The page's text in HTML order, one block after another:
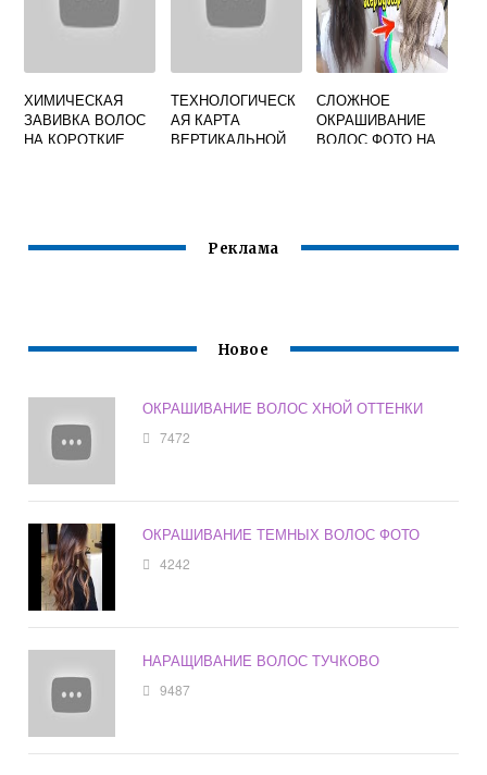
ХИМИЧЕСКАЯ
ЗАВИВКА ВОЛОС
НА КОРОТКИЕ
ТЕХНОЛОГИЧЕСК
АЯ КАРТА
ВЕРТИКАЛЬНОЙ
СЛОЖНОЕ
ОКРАШИВАНИЕ
ВОЛОС ФОТО НА
Реклама
Новое
ОКРАШИВАНИЕ ВОЛОС ХНОЙ ОТТЕНКИ
7472
ОКРАШИВАНИЕ ТЕМНЫХ ВОЛОС ФОТО
4242
НАРАЩИВАНИЕ ВОЛОС ТУЧКОВО
9487